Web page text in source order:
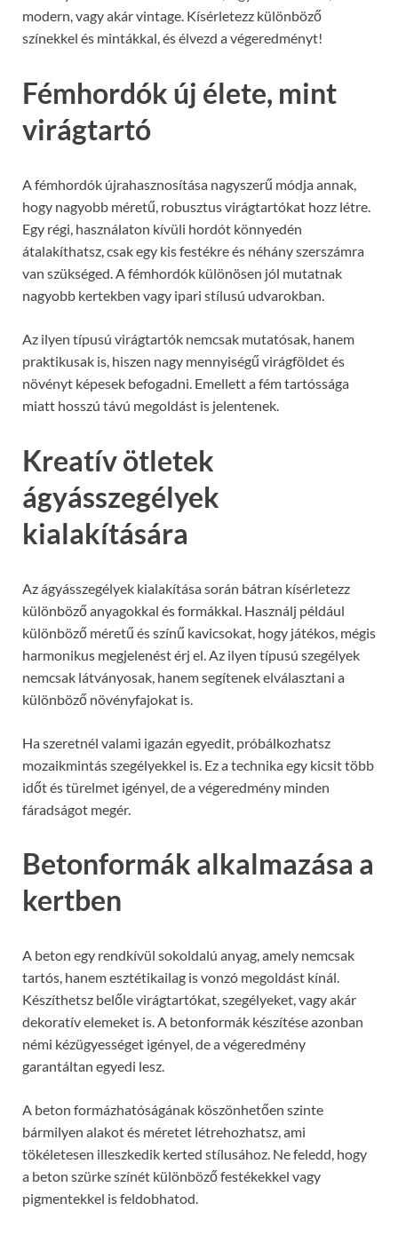
modern, vagy akár vintage. Kísérletezz különböző
színekkel és mintákkal, és élvezd a végeredményt!
Fémhordók új élete, mint
virágtartó
A fémhordók újrahasznosítása nagyszerű módja annak,
hogy nagyobb méretű, robusztus virágtartókat hozz létre.
Egy régi, használaton kívüli hordót könnyedén
átalakíthatsz, csak egy kis festékre és néhány szerszámra
van szükséged. A fémhordók különösen jól mutatnak
nagyobb kertekben vagy ipari stílusú udvarokban.
Az ilyen típusú virágtartók nemcsak mutatósak, hanem
praktikusak is, hiszen nagy mennyiségű virágföldet és
növényt képesek befogadni. Emellett a fém tartóssága
miatt hosszú távú megoldást is jelentenek.
Kreatív ötletek
ágyásszegélyek
kialakítására
Az ágyásszegélyek kialakítása során bátran kísérletezz
különböző anyagokkal és formákkal. Használj például
különböző méretű és színű kavicsokat, hogy játékos, mégis
harmonikus megjelenést érj el. Az ilyen típusú szegélyek
nemcsak látványosak, hanem segítenek elválasztani a
különböző növényfajokat is.
Ha szeretnél valami igazán egyedit, próbálkozhatsz
mozaikmintás szegélyekkel is. Ez a technika egy kicsit több
időt és türelmet igényel, de a végeredmény minden
fáradságot megér.
Betonformák alkalmazása a
kertben
A beton egy rendkívül sokoldalú anyag, amely nemcsak
tartós, hanem esztétikailag is vonzó megoldást kínál.
Készíthetsz belőle virágtartókat, szegélyeket, vagy akár
dekoratív elemeket is. A betonformák készítése azonban
némi kézügyességet igényel, de a végeredmény
garantáltan egyedi lesz.
A beton formázhatóságának köszönhetően szinte
bármilyen alakot és méretet létrehozhatsz, ami
tökéletesen illeszkedik kerted stílusához. Ne feledd, hogy
a beton szürke színét különböző festékekkel vagy
pigmentekkel is feldobhatod.